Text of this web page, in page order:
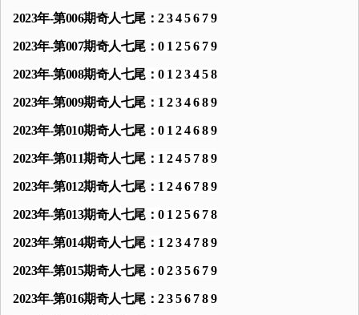
2023年-第006期奇人七尾：2 3 4 5 6 7 9
2023年-第007期奇人七尾：0 1 2 5 6 7 9
2023年-第008期奇人七尾：0 1 2 3 4 5 8
2023年-第009期奇人七尾：1 2 3 4 6 8 9
2023年-第010期奇人七尾：0 1 2 4 6 8 9
2023年-第011期奇人七尾：1 2 4 5 7 8 9
2023年-第012期奇人七尾：1 2 4 6 7 8 9
2023年-第013期奇人七尾：0 1 2 5 6 7 8
2023年-第014期奇人七尾：1 2 3 4 7 8 9
2023年-第015期奇人七尾：0 2 3 5 6 7 9
2023年-第016期奇人七尾：2 3 5 6 7 8 9